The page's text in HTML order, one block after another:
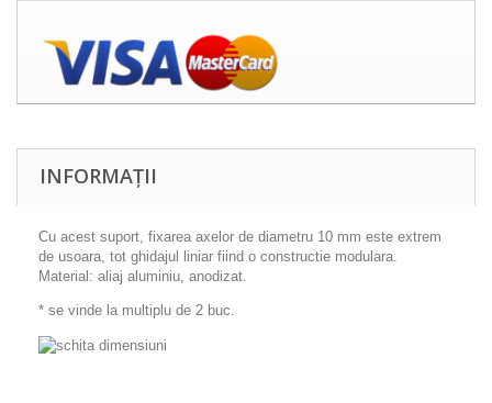
INFORMAȚII
Cu acest suport, fixarea axelor de diametru 10 mm este extrem
de usoara, tot ghidajul liniar fiind o constructie modulara.
Material: aliaj aluminiu, anodizat.
* se vinde la multiplu de 2 buc.